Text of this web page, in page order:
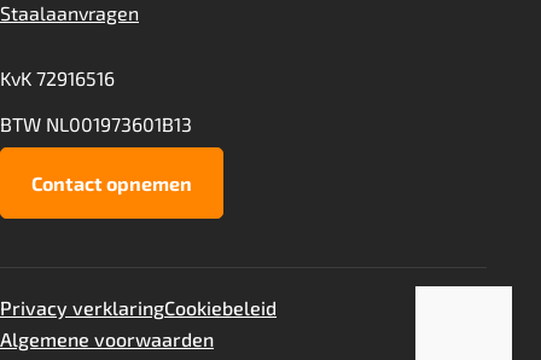
Staalaanvragen
KvK 72916516
BTW NL001973601B13
Contact opnemen
Privacy verklaringCookiebeleid
Algemene voorwaarden